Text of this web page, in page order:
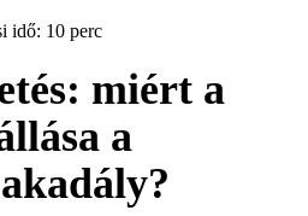
idő: 10 perc
miért a
a